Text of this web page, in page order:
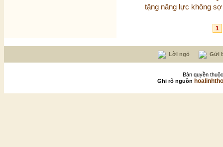
tặng năng lực không
1
Lời ngỏ Gửi
Bản quyền
Ghi rõ nguồn